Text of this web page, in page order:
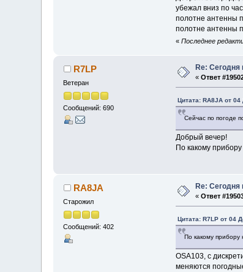
убежал вниз по
полотне антенны
полотне антенны
« Последнее
R7LP
Ветеран
Сообщений: 690
Re:
«Ответ
Цитата: RA8JA от
Сейчас по погоде
Добрый вечер!
По какому
RA8JA
Старожил
Сообщений: 402
Re:
«Ответ
Цитата: R7LP от 04
По какому прибору
OSA103, с
меняются